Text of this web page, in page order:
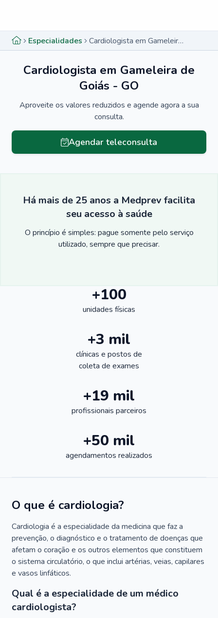
Especialidades Cardiologista em Gameleira de Goiás - GO
Cardiologista em Gameleira de
Goiás - GO
Aproveite os valores reduzidos e agende agora a sua
consulta.
Agendar teleconsulta
Há mais de 25 anos a Medprev facilita
seu acesso à saúde
O princípio é simples: pague somente pelo serviço
utilizado, sempre que precisar.
+100
unidades físicas
+3 mil
clínicas e postos de
coleta de exames
+19 mil
profissionais parceiros
+50 mil
agendamentos realizados
O que é cardiologia?
Cardiologia é a especialidade da medicina que faz a
prevenção, o diagnóstico e o tratamento de doenças que
afetam o coração e os outros elementos que constituem
o sistema circulatório, o que inclui artérias, veias, capilares
e vasos linfáticos.
Qual é a especialidade de um médico
cardiologista?